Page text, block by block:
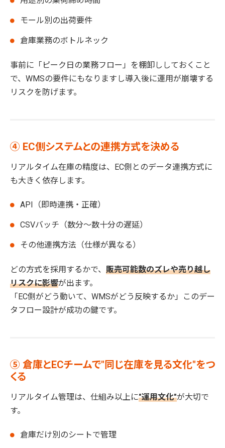
モール別の出荷要件
倉庫業務のボトルネック
事前に「ピーク日の業務フロー」を棚卸ししておくこと
で、WMSの要件にもなりますし導入後に運用が崩壊する
リスクを防げます。
④ EC側システムとの連携方式を決める
リアルタイム在庫の精度は、EC側とのデータ連携方式に
も大きく依存します。
API（即時連携・正確）
CSVバッチ（数分〜数十分の遅延）
その他連携方法（仕様が異なる）
どの方式を採用するかで、 販売可能数のズレや売り越し
リスクに影響が出ます。
「EC側がどう動いて、WMSがどう反映するか」このデー
タフロー設計が成功の鍵です。
⑤ 倉庫とECチームで"同じ在庫を見る文化"をつ
くる
リアルタイム管理は、仕組み以上に"運用文化"が大切で
す。
倉庫だけ別のシートで管理